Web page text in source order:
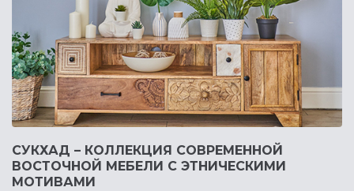
СУКХАД – КОЛЛЕКЦИЯ СОВРЕМЕННОЙ
ВОСТОЧНОЙ МЕБЕЛИ С ЭТНИЧЕСКИМИ
МОТИВАМИ